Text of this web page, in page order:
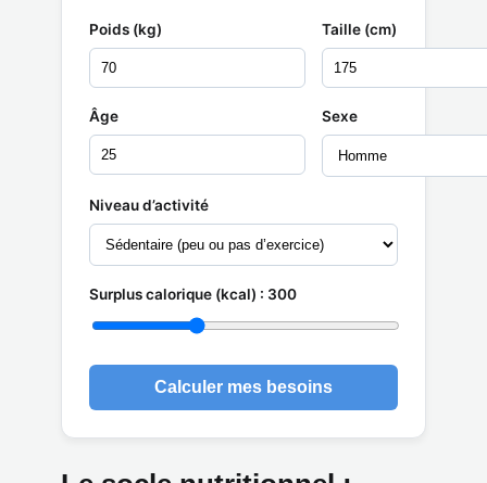
Poids (kg) Taille (cm)
Âge Sexe
Niveau d’activité
Surplus calorique (kcal) : 300
Calculer mes besoins